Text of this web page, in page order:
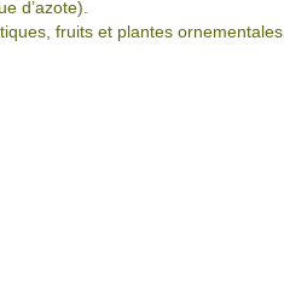
d’azote).
fruits et plantes ornementales.